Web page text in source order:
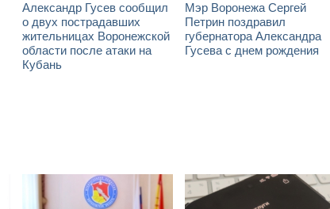
Александр Гусев сообщил
о двух пострадавших
жительницах Воронежской
области после атаки на
Кубань
Мэр Воронежа Сергей
Петрин поздравил
губернатора Александра
Гусева с днем рождения